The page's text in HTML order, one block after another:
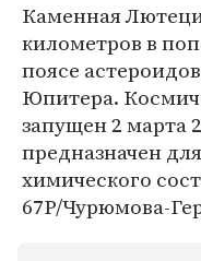
Каменная
километров в
поясе
Юпитера.
запущен 2 марта
предназначен
химического
67P/Чурюмова-